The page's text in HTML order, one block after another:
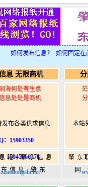
如何发布信息？ 如何固定在
息 无限商机
海何处有生意
息处处是商机
发布各类供求信息
：15903350
15945066378
港,肇东信息
信息,肇东
本站
肇东
网